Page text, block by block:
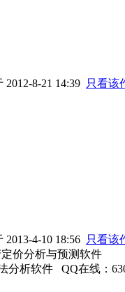
2012-8-21 14:39 只看该
2013-4-10 18:56 只看该
价分析与预测软件
分析软件 QQ在线：